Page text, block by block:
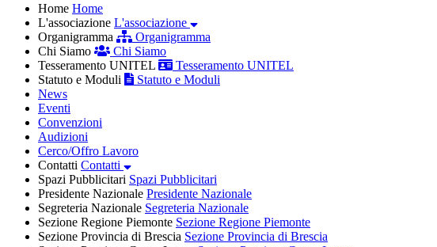
Home Home
L'associazione L'associazione
Organigramma
Organigramma
Chi Siamo
Chi Siamo
Tesseramento UNITEL
Tesseramento UNITEL
Statuto e Moduli
Statuto e Moduli
News
Eventi
Convenzioni
Audizioni
Cerco/Offro Lavoro
Contatti Contatti
Spazi Pubblicitari Spazi Pubblicitari
Presidente Nazionale Presidente Nazionale
Segreteria Nazionale Segreteria Nazionale
Sezione Regione Piemonte Sezione Regione Piemonte
Sezione Provincia di Brescia Sezione Provincia di Brescia